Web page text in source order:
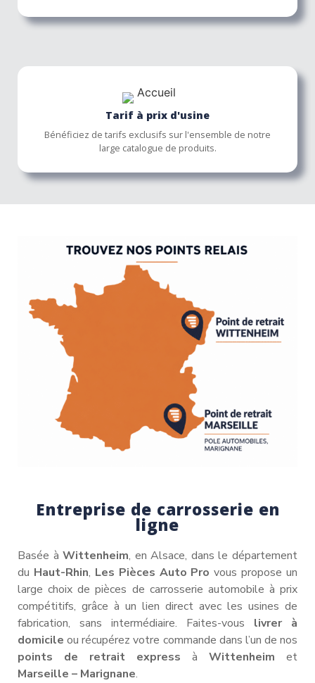
Tarif à prix d'usine
Bénéficiez de tarifs exclusifs sur l'ensemble de notre
large catalogue de produits.
Entreprise de carrosserie en
ligne
Basée àWittenheim, en Alsace, dans le département
du Haut-Rhin, Les Pièces Auto Pro vous propose un
large choix de pièces de carrosserie automobile à prix
compétitifs, grâce à un lien direct avec les usines de
fabrication, sans intermédiaire. Faites-vous livrer à
domicile ou récupérez votre commande dans l’un de nos
points de retrait express à Wittenheim et
Marseille – Marignane.